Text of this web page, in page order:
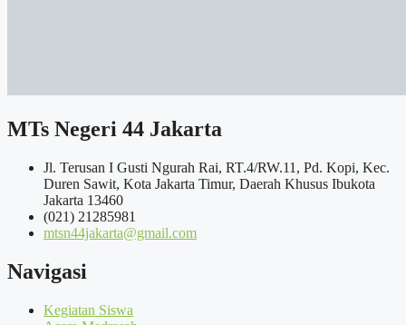
MTs Negeri 44 Jakarta
Jl. Terusan I Gusti Ngurah Rai, RT.4/RW.11, Pd. Kopi, Kec.
Duren Sawit, Kota Jakarta Timur, Daerah Khusus Ibukota
Jakarta 13460
(021) 21285981
mtsn44jakarta@gmail.com
Navigasi
Kegiatan Siswa